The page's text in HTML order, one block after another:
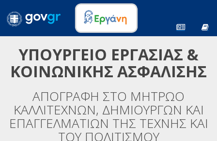
ΥΠΟΥΡΓΕΙΟ ΕΡΓΑΣΙΑΣ &
ΚΟΙΝΩΝΙΚΗΣ ΑΣΦΑΛΙΣΗΣ
ΑΠΟΓΡΑΦΗ ΣΤΟ ΜΗΤΡΩΟ
ΚΑΛΛΙΤΕΧΝΩΝ, ΔΗΜΙΟΥΡΓΩΝ ΚΑΙ
ΕΠΑΓΓΕΛΜΑΤΙΩΝ ΤΗΣ ΤΕΧΝΗΣ ΚΑΙ
ΤΟΥ ΠΟΛΙΤΙΣΜΟΥ